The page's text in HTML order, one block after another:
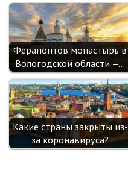
Ферапонтов монастырь в
Вологодской области —…
Какие страны закрыты из-
за коронавируса?